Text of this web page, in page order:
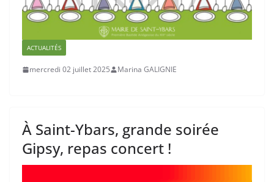
ACTUALITÉS
mercredi 02 juillet 2025 Marina GALIGNIE
À Saint-Ybars, grande soirée
Gipsy, repas concert !